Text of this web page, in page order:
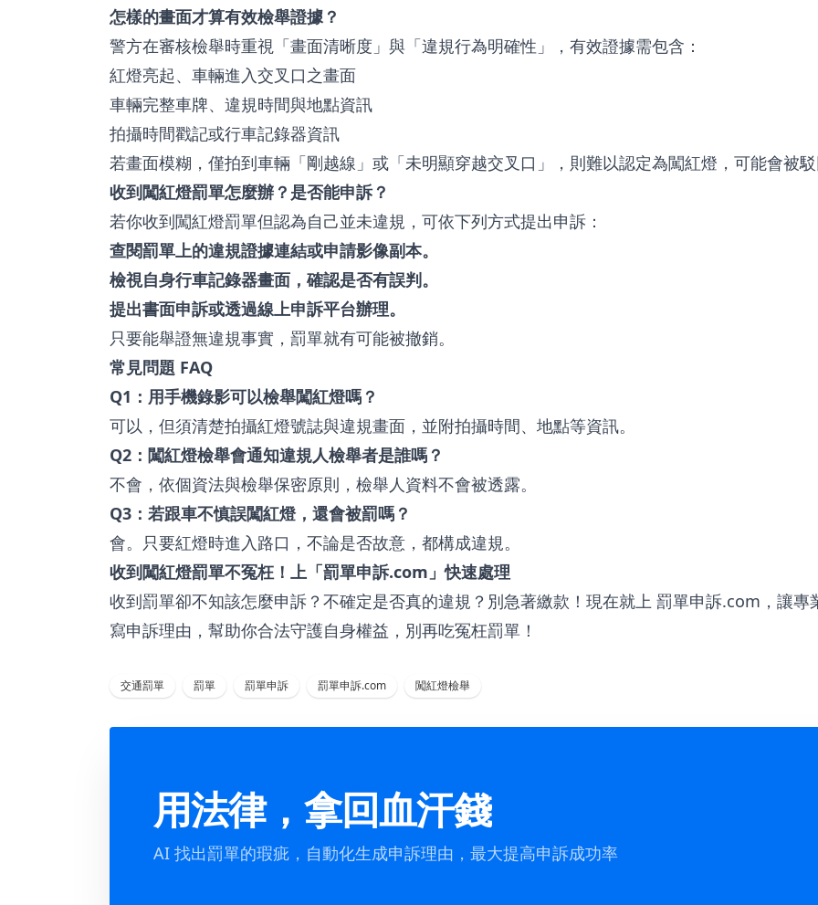
怎樣的畫面才算有效檢舉證據？
警方在審核檢舉時重視「畫面清晰度」與「違規行為明確性」，有效證據需包含：
紅燈亮起、車輛進入交叉口之畫面
車輛完整車牌、違規時間與地點資訊
拍攝時間戳記或行車記錄器資訊
若畫面模糊，僅拍到車輛「剛越線」或「未明顯穿越交叉口」，則難以認定為闖紅燈，可能會被
收到闖紅燈罰單怎麼辦？是否能申訴？
若你收到闖紅燈罰單但認為自己並未違規，可依下列方式提出申訴：
查閱罰單上的違規證據連結或申請影像副本。
檢視自身行車記錄器畫面，確認是否有誤判。
提出書面申訴或透過線上申訴平台辦理。
只要能舉證無違規事實，罰單就有可能被撤銷。
常見問題 FAQ
Q1：用手機錄影可以檢舉闖紅燈嗎？
可以，但須清楚拍攝紅燈號誌與違規畫面，並附拍攝時間、地點等資訊。
Q2：闖紅燈檢舉會通知違規人檢舉者是誰嗎？
不會，依個資法與檢舉保密原則，檢舉人資料不會被透露。
Q3：若跟車不慎誤闖紅燈，還會被罰嗎？
會。只要紅燈時進入路口，不論是否故意，都構成違規。
收到闖紅燈罰單不冤枉！上「罰單申訴.com」快速處理
收到罰單卻不知該怎麼申訴？不確定是否真的違規？別急著繳款！現在就上 罰單申訴.com ，讓
寫申訴理由，幫助你合法守護自身權益，別再吃冤枉罰單！
交通罰單 罰單 罰單申訴 罰單申訴.com 闖紅燈檢舉
用法律，拿回血汗錢
AI 找出罰單的瑕疵，自動化生成申訴理由，最大提高申訴成功率